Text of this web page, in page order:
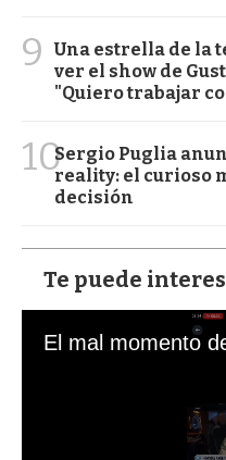
9
Una estrella de la
ver el show de
"Quiero trabajar
10Sergio Puglia
reality: el curioso
decisión
Te puede